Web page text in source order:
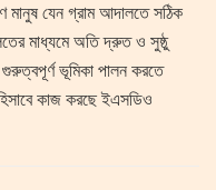
মানুষ যেন গ্রাম আদালতে সঠিক
মাধ্যমে অতি দ্রুত ও সুষ্ঠু
ভূমিকা পালন করতে
কাজ করছে ইএসডিও